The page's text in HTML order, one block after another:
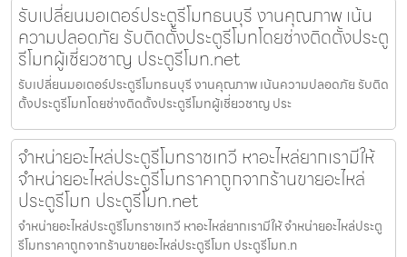
รับเปลี่ยนมอเตอร์ประตูรีโมทธนบุรี งานคุณภาพ เน้น
ความปลอดภัย รับติดตั้งประตูรีโมทโดยช่างติดตั้งประตู
รีโมทผู้เชี่ยวชาญ ประตูรีโมท.net
รับเปลี่ยนมอเตอร์ประตูรีโมทธนบุรี งานคุณภาพ เน้นความปลอดภัย รับติด
ตั้งประตูรีโมทโดยช่างติดตั้งประตูรีโมทผู้เชี่ยวชาญ ประ
จำหน่ายอะไหล่ประตูรีโมทราชเทวี หาอะไหล่ยากเรามีให้
จำหน่ายอะไหล่ประตูรีโมทราคาถูกจากร้านขายอะไหล่
ประตูรีโมท ประตูรีโมท.net
จำหน่ายอะไหล่ประตูรีโมทราชเทวี หาอะไหล่ยากเรามีให้ จำหน่ายอะไหล่ประตู
รีโมทราคาถูกจากร้านขายอะไหล่ประตูรีโมท ประตูรีโมท.n